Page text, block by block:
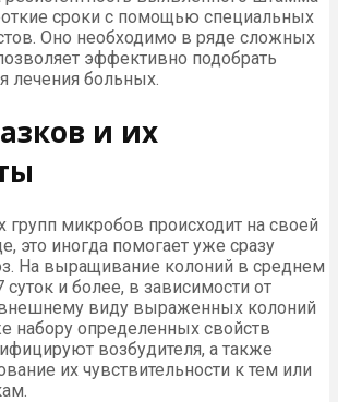
сроки с помощью специальных
Оно необходимо в ряде сложных
эффективно подобрать
лечения больных.
и их
групп микробов происходит на своей
это иногда помогает уже сразу
На выращивание колоний в среднем
суток и более, в зависимости от
виду выраженных колоний
набору определенных свойств
возбудителя, а также
их чувствительности к тем или